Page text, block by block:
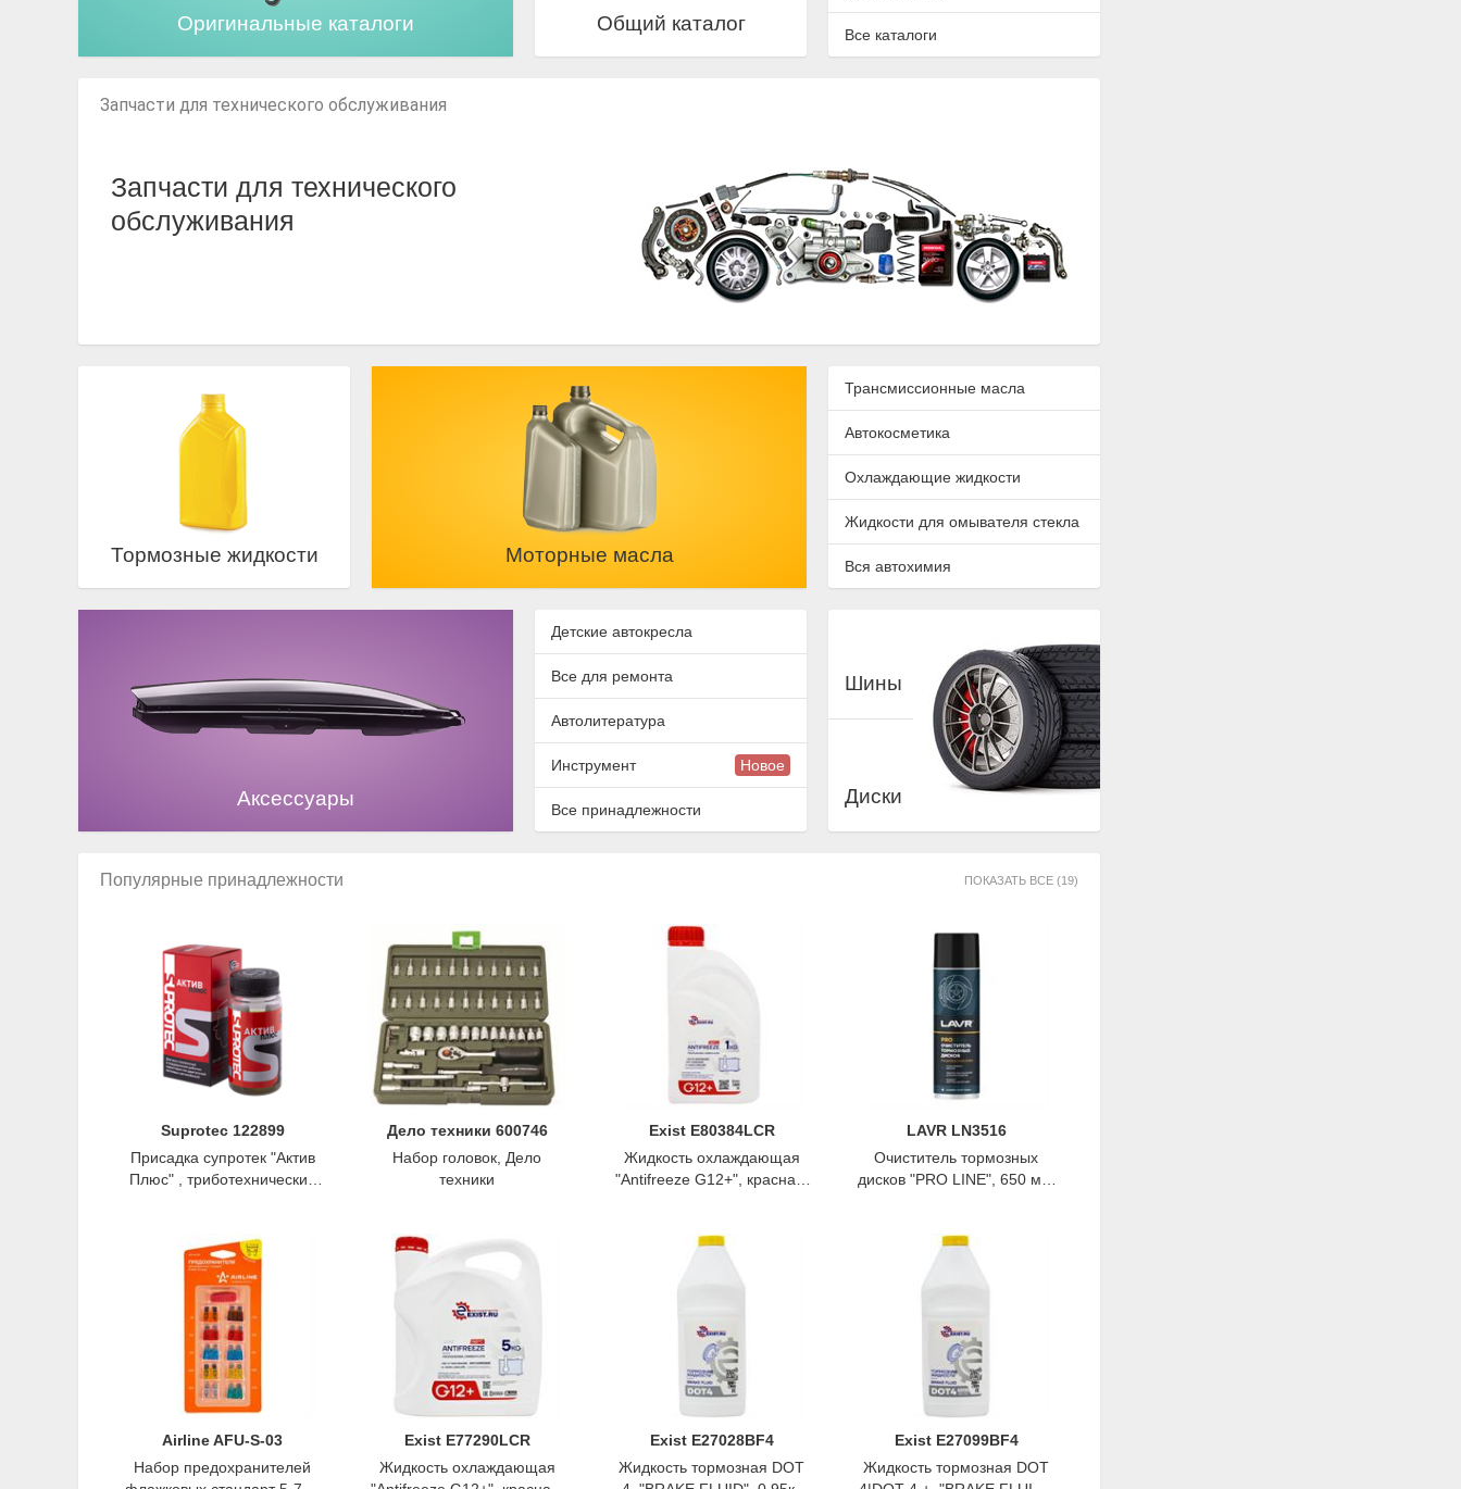
Оригинальные каталоги Общий каталог Все каталоги
Запчасти для технического обслуживания
Запчасти для технического
обслуживания
Тормозные жидкости Моторные масла
Трансмиссионные масла
Автокосметика
Охлаждающие жидкости
Жидкости для омывателя стекла
Вся автохимия
Аксессуары
Детские автокресла
Все для ремонта
Автолитература
Инструмент Новое
Все принадлежности
Шины
Диски
Популярные принадлежности ПОКАЗАТЬ ВСЕ (19)
Suprotec 122899
Присадка супротек "Актив
Плюс" , триботехнический
Дело техники 600746
Набор головок, Дело
техники
Exist E80384LCR
Жидкость охлаждающая
"Antifreeze G12+", красная,
LAVR LN3516
Очиститель тормозных
дисков "PRO LINE", 650 мл,
Airline AFU-S-03
Набор предохранителей
Exist E77290LCR
Жидкость охлаждающая
Exist E27028BF4
Жидкость тормозная DOT
Exist E27099BF4
Жидкость тормозная DOT